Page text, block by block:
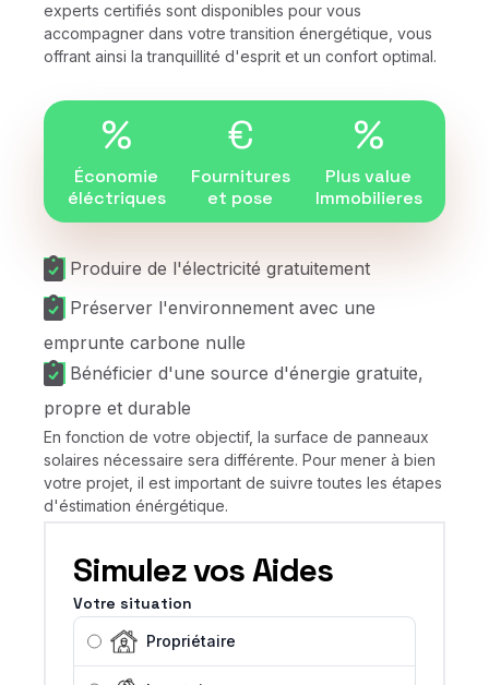
experts certifiés sont disponibles pour vous
accompagner dans votre transition énergétique, vous
offrant ainsi la tranquillité d'esprit et un confort optimal.
%
Économie
éléctriques
€
Fournitures
et pose
%
Plus value
Immobilieres
Produire de l'électricité gratuitement
Préserver l'environnement avec une
emprunte carbone nulle
Bénéficier d'une source d'énergie gratuite,
propre et durable
En fonction de votre objectif, la surface de panneaux
solaires nécessaire sera différente. Pour mener à bien
votre projet, il est important de suivre toutes les étapes
d'éstimation énérgétique.
Simulez vos Aides
Votre situation
Propriétaire